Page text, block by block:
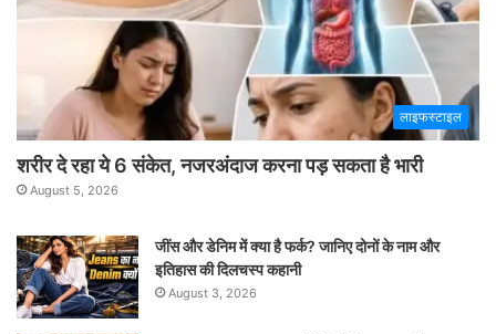
लाइफस्टाइल
शरीर दे रहा ये 6 संकेत, नजरअंदाज करना पड़ सकता है भारी
August 5, 2026
जींस और डेनिम में क्या है फर्क? जानिए दोनों के नाम और
इतिहास की दिलचस्प कहानी
August 3, 2026